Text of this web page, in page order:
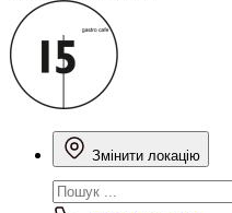
Змінити локацію